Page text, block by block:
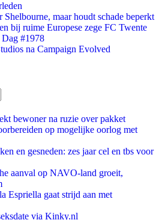
maar houdt schade beperkt
bij ruime Europese zege FC Twente
Dag #1978
na Campaign Evolved
bewoner na ruzie over pakket
op mogelijke oorlog met
en gesneden: zes jaar cel en tbs voor
aanval op NAVO-land groeit,
Espriella gaat strijd aan met
via Kinky.nl